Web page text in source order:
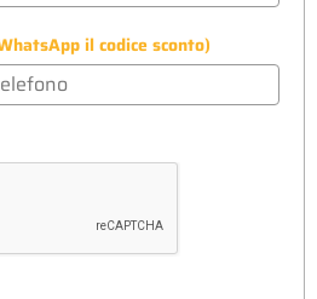
il codice sconto)